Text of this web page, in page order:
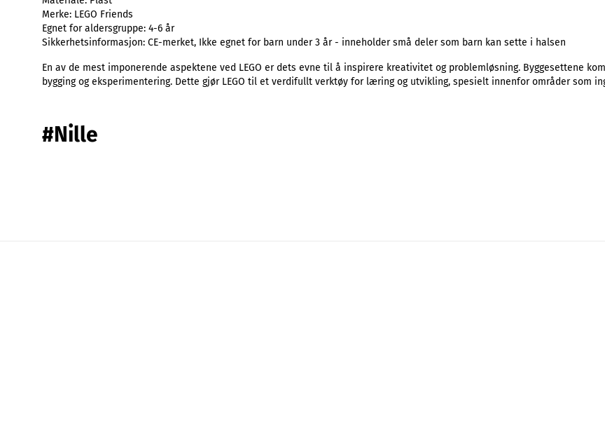
Merke: LEGO Friends
Egnet for aldersgruppe: 4-6 år
Sikkerhetsinformasjon: CE-merket, Ikke egnet for barn under 3 år - inneholder små deler som barn kan sette i halsen
En av de mest imponerende aspektene ved LEGO er dets evne til å inspirere kreativitet og problemløsning. Byggesettene
bygging og eksperimentering. Dette gjør LEGO til et verdifullt verktøy for læring og utvikling, spesielt innenfor områder som
#Nille